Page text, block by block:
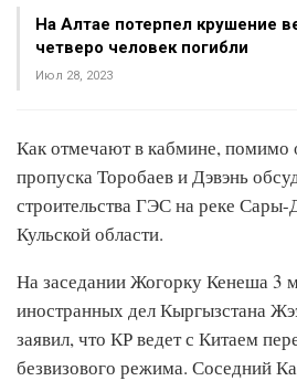
На Алтае потерпел крушение
четверо человек погибли
Июл 28, 2023
Как отмечают в кабмине, помимо
пропуска Торобаев и Дэвэнь
строительства ГЭС на реке
Кульской области.
На заседании Жогорку Кенеша 3
иностранных дел Кыргызстана
заявил, что КР ведет с Китаем
безвизового режима. Соседний